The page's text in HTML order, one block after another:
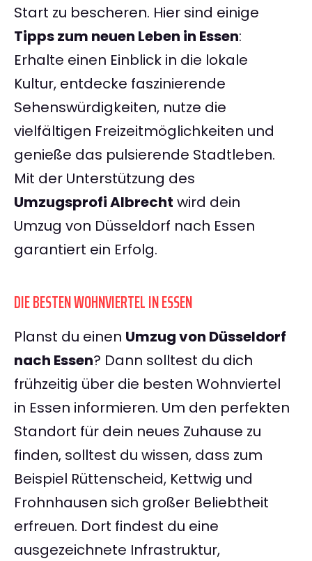
Start zu bescheren. Hier sind einige
Tipps zum neuen Leben in Essen:
Erhalte einen Einblick in die lokale
Kultur, entdecke faszinierende
Sehenswürdigkeiten, nutze die
vielfältigen Freizeitmöglichkeiten und
genieße das pulsierende Stadtleben.
Mit der Unterstützung des
Umzugsprofi Albrecht wird dein
Umzug von Düsseldorf nach Essen
garantiert ein Erfolg.
DIE BESTEN WOHNVIERTEL IN ESSEN
Planst du einen Umzug von Düsseldorf
nach Essen? Dann solltest du dich
frühzeitig über die besten Wohnviertel
in Essen informieren. Um den perfekten
Standort für dein neues Zuhause zu
finden, solltest du wissen, dass zum
Beispiel Rüttenscheid, Kettwig und
Frohnhausen sich großer Beliebtheit
erfreuen. Dort findest du eine
ausgezeichnete Infrastruktur,